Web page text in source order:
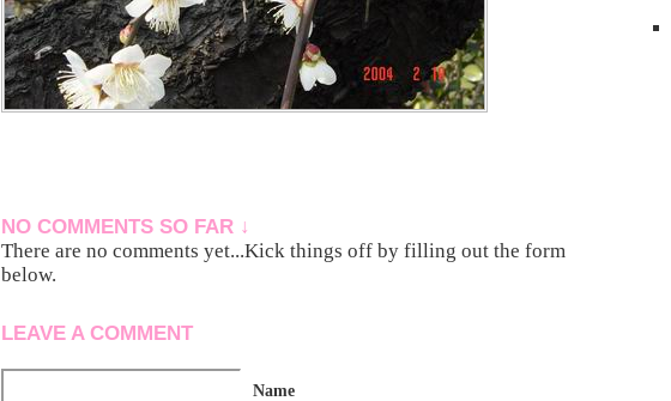
NO COMMENTS SO FAR ↓
There are no comments yet...Kick things off by filling out the form
below.
LEAVE A COMMENT
Name